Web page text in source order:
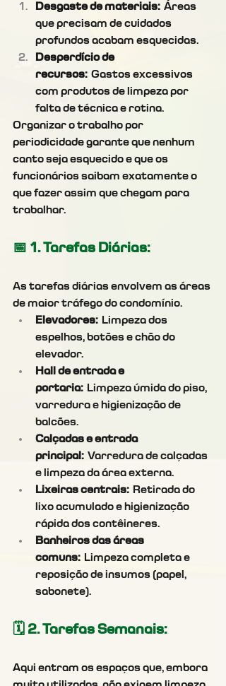
Desgaste de materiais: Áreas
que precisam de cuidados
profundos acabam esquecidas.
Desperdício de
recursos: Gastos excessivos
com produtos de limpeza por
falta de técnica e rotina.
Organizar o trabalho por
periodicidade garante que nenhum
canto seja esquecido e que os
funcionários saibam exatamente o
que fazer assim que chegam para
trabalhar.
📅 1. Tarefas Diárias:
As tarefas diárias envolvem as áreas
de maior tráfego do condomínio.
Elevadores: Limpeza dos
espelhos, botões e chão do
elevador.
Hall de entrada e
portaria: Limpeza úmida do piso,
varredura e higienização de
balcões.
Calçadas e entrada
principal: Varredura de calçadas
e limpeza da área externa.
Lixeiras centrais: Retirada do
lixo acumulado e higienização
rápida dos contêineres.
Banheiros das áreas
comuns: Limpeza completa e
reposição de insumos (papel,
sabonete).
🗓️ 2. Tarefas Semanais:
Aqui entram os espaços que, embora